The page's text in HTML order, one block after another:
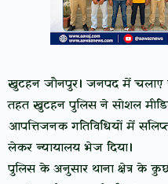
खुटहन जौनपुर। जनपद में चलाए
तहत खुटहन पुलिस ने सोशल
आपत्तिजनक गतिविधियों में
लेकर न्यायालय भेज दिया।
पुलिस के अनुसार थाना क्षेत्र के कुछ